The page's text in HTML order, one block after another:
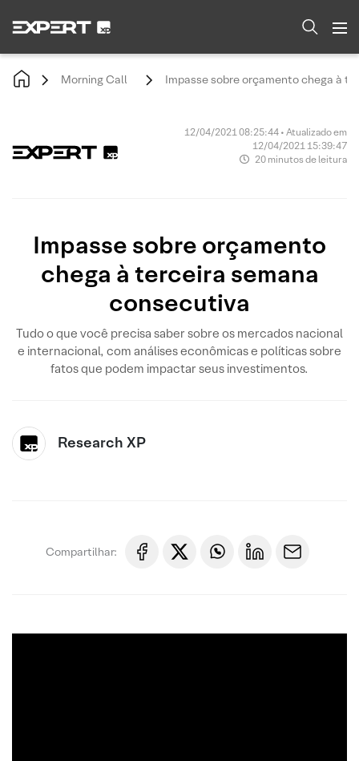
Morning Call Impasse sobre orçamento chega à
12/04/2021 08:25:44 • Atualizado em
12/04/2021 15:39:47
20 minutos de leitura
Impasse sobre orçamento
chega à terceira semana
consecutiva
Tudo o que você precisa saber sobre os mercados nacional
e internacional, com análises econômicas e políticas sobre
fatos que podem impactar seus investimentos.
Research XP
Compartilhar: